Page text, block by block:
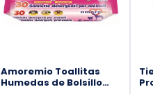
Amoremio Toallitas
Humedas de Bolsillo